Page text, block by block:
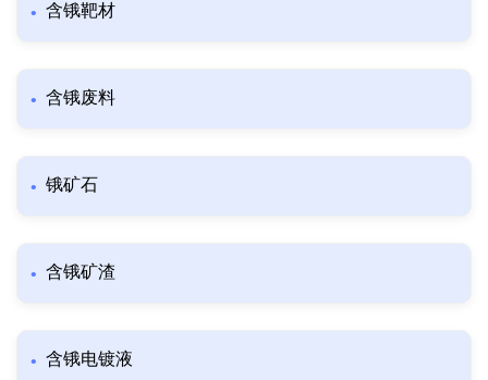
含锇靶材
含锇废料
锇矿石
含锇矿渣
含锇电镀液